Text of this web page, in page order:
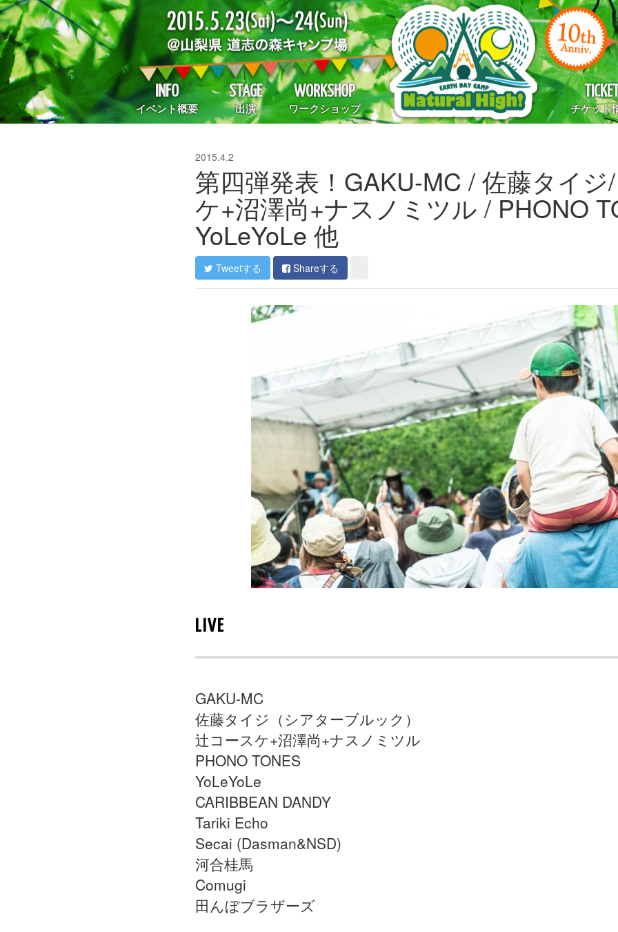
INFO
イベント概要
STAGE
出演
WORKSHOP
ワークショップ チケット
2015.4.2
第四弾発表！GAKU-MC / 佐藤タイジ
ケ+沼澤尚+ナスノミツル / PHONO
YoLeYoLe 他
Tweetする Shareする
LIVE
GAKU-MC
佐藤タイジ（シアターブルック）
辻コースケ+沼澤尚+ナスノミツル
PHONO TONES
YoLeYoLe
CARIBBEAN DANDY
Tariki Echo
Secai (Dasman&NSD)
河合桂馬
Comugi
田んぼブラザーズ